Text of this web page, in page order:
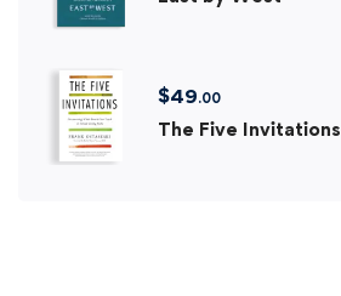
$49.00
The Five Invitations